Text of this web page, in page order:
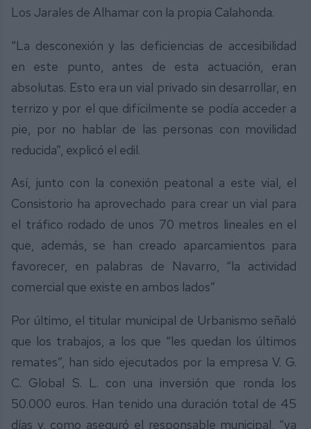
Los Jarales de Alhamar con la propia Calahonda.
“La desconexión y las deficiencias de accesibilidad
en este punto, antes de esta actuación, eran
absolutas. Esto era un vial privado sin desarrollar, en
terrizo y por el que difícilmente se podía acceder a
pie, por no hablar de las personas con movilidad
reducida”, explicó el edil.
Así, junto con la conexión peatonal a este vial, el
Consistorio ha aprovechado para crear un vial para
el tráfico rodado de unos 70 metros lineales en el
que, además, se han creado aparcamientos para
favorecer, en palabras de Navarro, “la actividad
comercial que existe en ambos lados”
Por último, el titular municipal de Urbanismo señaló
que los trabajos, a los que “les quedan los últimos
remates”, han sido ejecutados por la empresa V. G.
C. Global S. L. con una inversión que ronda los
50.000 euros. Han tenido una duración total de 45
días y, como aseguró el responsable municipal, “ya